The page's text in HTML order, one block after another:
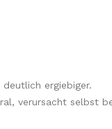
ergiebiger.
verursacht selbst